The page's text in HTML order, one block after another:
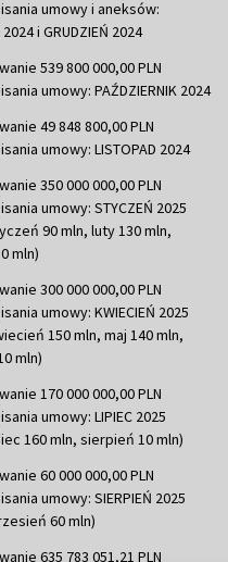
umowy i aneksów:
2024 i GRUDZIEŃ 2024
539 800 000,00 PLN
umowy: PAŹDZIERNIK 2024
49 848 800,00 PLN
umowy: LISTOPAD 2024
350 000 000,00 PLN
umowy: STYCZEŃ 2025
90 mln, luty 130 mln,
mln)
300 000 000,00 PLN
umowy: KWIECIEŃ 2025
150 mln, maj 140 mln,
mln)
170 000 000,00 PLN
umowy: LIPIEC 2025
160 mln, sierpień 10 mln)
60 000 000,00 PLN
umowy: SIERPIEŃ 2025
60 mln)
635 783 051,21 PLN